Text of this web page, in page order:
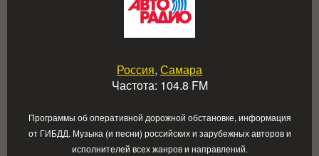
Россия, Самара
Частота: 104.8 FM
Программы об оперативной дорожной обстановке, информация
от ГИБДД. Музыка (и песни) российских и зарубежных авторов и
исполнителей всех жанров и направлений.